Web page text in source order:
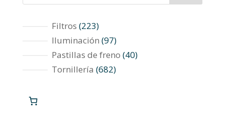
Filtros 223223
productos
Iluminación 9797
productos
Pastillas de freno 4040
Tornillería 682682